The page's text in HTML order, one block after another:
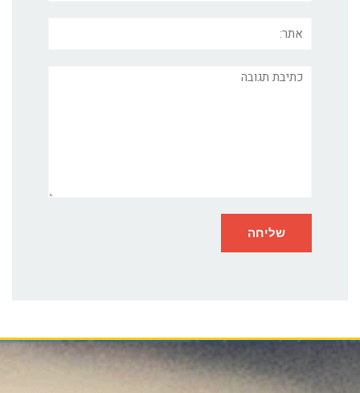
תגובה